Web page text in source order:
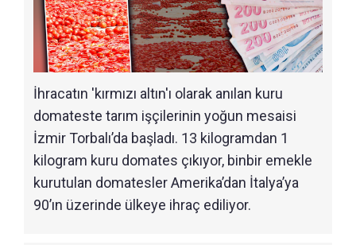
İhracatın 'kırmızı altın'ı olarak anılan kuru
domateste tarım işçilerinin yoğun mesaisi
İzmir Torbalı’da başladı. 13 kilogramdan 1
kilogram kuru domates çıkıyor, binbir emekle
kurutulan domatesler Amerika’dan İtalya’ya
90’ın üzerinde ülkeye ihraç ediliyor.